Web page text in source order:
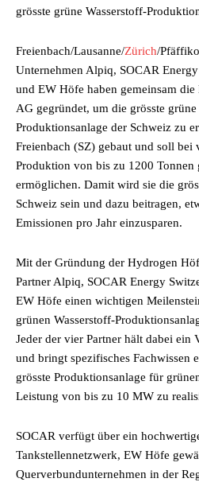
grösste grüne Wasserstoff-
Freienbach/Lausanne/Zürich/
Unternehmen Alpiq, SOCAR
und EW Höfe haben gemeinsam
AG gegründet, um die grösste
Produktionsanlage der Schweiz zu
Freienbach (SZ) gebaut und soll bei
Produktion von bis zu 1200 Tonnen
ermöglichen. Damit wird sie die
Schweiz sein und dazu beitragen,
Emissionen pro Jahr einzusparen.
Mit der Gründung der Hydrogen
Partner Alpiq, SOCAR Energy
EW Höfe einen wichtigen
grünen Wasserstoff-
Jeder der vier Partner hält dabei ein
und bringt spezifisches Fachwissen
grösste Produktionsanlage für
Leistung von bis zu 10 MW zu
SOCAR verfügt über ein
Tankstellennetzwerk, EW Höfe
Querverbundunternehmen in der